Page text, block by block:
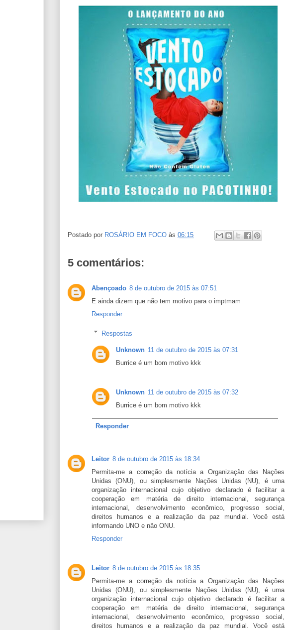
Postado por ROSÁRIO EM FOCO às 06:15
5 comentários:
Abençoado 8 de outubro de 2015 às 07:51
E ainda dizem que não tem motivo para o imptmam
Responder
Respostas
Unknown 11 de outubro de 2015 às 07:31
Burrice é um bom motivo kkk
Unknown 11 de outubro de 2015 às 07:32
Burrice é um bom motivo kkk
Responder
Leitor 8 de outubro de 2015 às 18:34
Permita-me a correção da notícia a Organização das Nações
Unidas (ONU), ou simplesmente Nações Unidas (NU), é uma
organização internacional cujo objetivo declarado é facilitar a
cooperação em matéria de direito internacional, segurança
internacional, desenvolvimento econômico, progresso social,
direitos humanos e a realização da paz mundial. Você está
informando UNO e não ONU.
Responder
Leitor 8 de outubro de 2015 às 18:35
Permita-me a correção da notícia a Organização das Nações
Unidas (ONU), ou simplesmente Nações Unidas (NU), é uma
organização internacional cujo objetivo declarado é facilitar a
cooperação em matéria de direito internacional, segurança
internacional, desenvolvimento econômico, progresso social,
direitos humanos e a realização da paz mundial. Você está